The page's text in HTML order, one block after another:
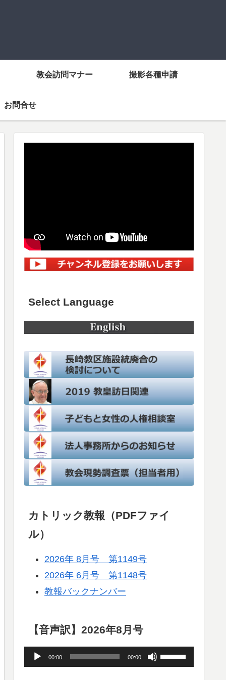
教会訪問マナー 撮影各種申請
お問合せ
Select Language
カトリック教報（PDFファイ
ル）
2026年 8月号 第1149号
2026年 6月号 第1148号
教報バックナンバー
【音声訳】2026年8月号
声
00:00 00:00
ボ
リ